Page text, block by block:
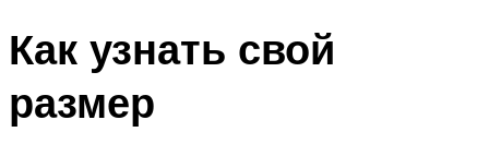
Как узнать свой
размер